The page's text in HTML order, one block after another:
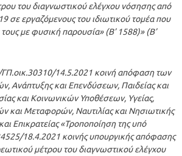
του διαγνωστικού ελέγχου νόσησης από
σε εργαζόμενους του ιδιωτικού τομέα που
με φυσική παρουσία» (Β’ 1588)» (Β’
14.5.2021 κοινή απόφαση των
Ανάπτυξης και Επενδύσεων, Παιδείας και
και Κοινωνικών Υποθέσεων, Υγείας,
και Μεταφορών, Ναυτιλίας και Νησιωτικής
Επικρατείας «Τροποποίηση της υπό
18.4.2021 κοινής υπουργικής απόφασης
μέτρου του διαγνωστικού ελέγχου